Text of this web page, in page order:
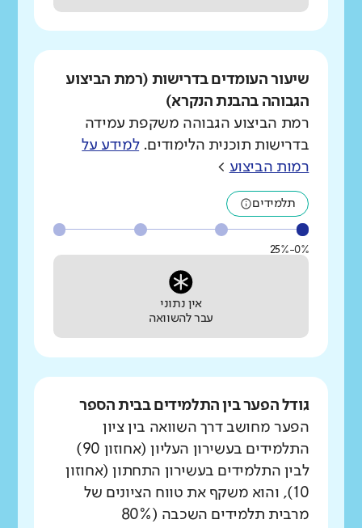
שיעור העומדים בדרישות (רמת הביצוע
הגבוהה בהבנת הנקרא)
רמת הביצוע הגבוהה משקפת עמידה
בדרישות תוכנית הלימודים.למידע על
רמות הביצוע >
תלמידים
0%-25%
אין נתוני
עבר להשוואה
גודל הפער בין התלמידים בבית הספר
הפער מחושב דרך השוואה בין ציון
התלמידים בעשירון העליון (אחוזון 90)
לבין התלמידים בעשירון התחתון (אחוזון
10), והוא משקף את טווח הציונים של
מרבית תלמידים השכבה (80%